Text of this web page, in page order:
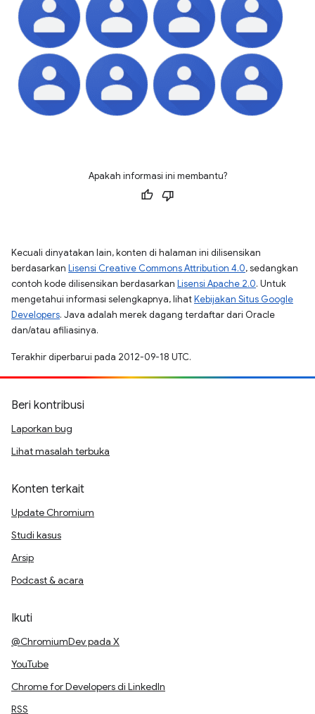
Apakah informasi ini membantu?
Kecuali dinyatakan lain, konten di halaman ini dilisensikan
berdasarkan Lisensi Creative Commons Attribution 4.0, sedangkan
contoh kode dilisensikan berdasarkan Lisensi Apache 2.0. Untuk
mengetahui informasi selengkapnya, lihatKebijakan Situs Google
Developers. Java adalah merek dagang terdaftar dari Oracle
dan/atau afiliasinya.
Terakhir diperbarui pada 2012-09-18 UTC.
Beri kontribusi
Laporkan bug
Lihat masalah terbuka
Konten terkait
Update Chromium
Studi kasus
Arsip
Podcast & acara
Ikuti
@ChromiumDev pada X
YouTube
Chrome for Developers di LinkedIn
RSS